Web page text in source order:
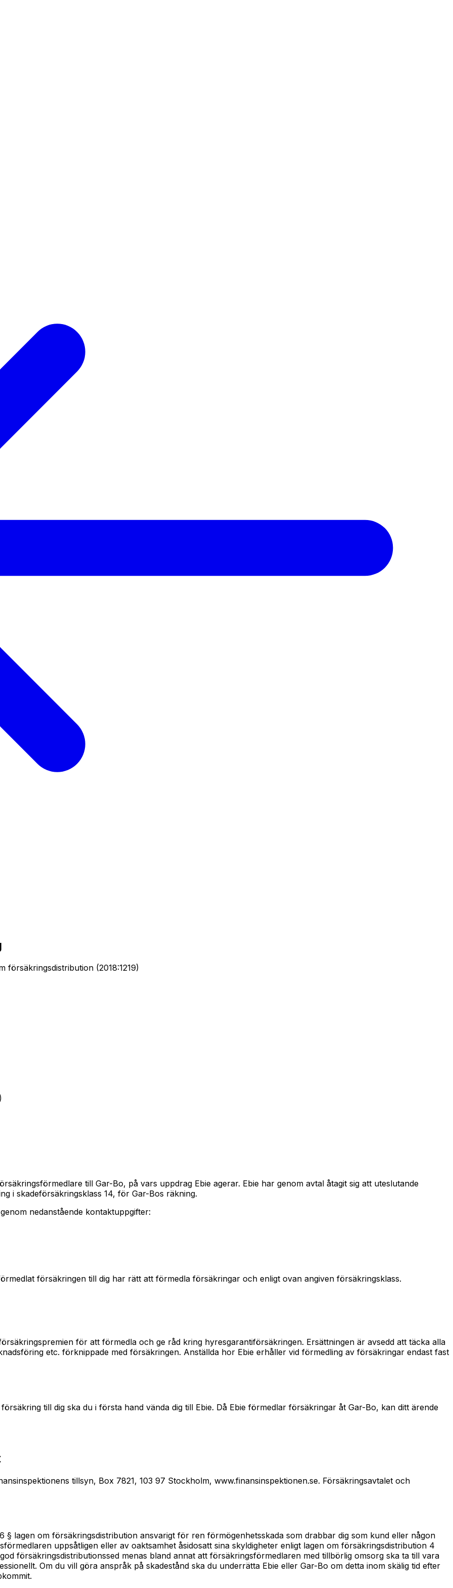
försäkringsdistribution (2018:1219)
till Gar-Bo, på vars uppdrag Ebie agerar. Ebie har genom avtal åtagit sig att uteslutande
i skadeförsäkringsklass 14, för Gar-Bos räkning.
nedanstående kontaktuppgifter:
försäkringen till dig har rätt att förmedla försäkringar och enligt ovan angiven försäkringsklass.
för att förmedla och ge råd kring hyresgarantiförsäkringen. Ersättningen är avsedd att täcka alla
etc. förknippade med försäkringen. Anställda hor Ebie erhåller vid förmedling av försäkringar endast fast
till dig ska du i första hand vända dig till Ebie. Då Ebie förmedlar försäkringar åt Gar-Bo, kan ditt ärende
tillsyn, Box 7821, 103 97 Stockholm, www.finansinspektionen.se. Försäkringsavtalet och
§ lagen om försäkringsdistribution ansvarigt för ren förmögenhetsskada som drabbar dig som kund eller någon
uppsåtligen eller av oaktsamhet åsidosatt sina skyldigheter enligt lagen om försäkringsdistribution 4
försäkringsdistributionssed menas bland annat att försäkringsförmedlaren med tillbörlig omsorg ska ta till vara
Om du vill göra anspråk på skadestånd ska du underrätta Ebie eller Gar-Bo om detta inom skälig tid efter